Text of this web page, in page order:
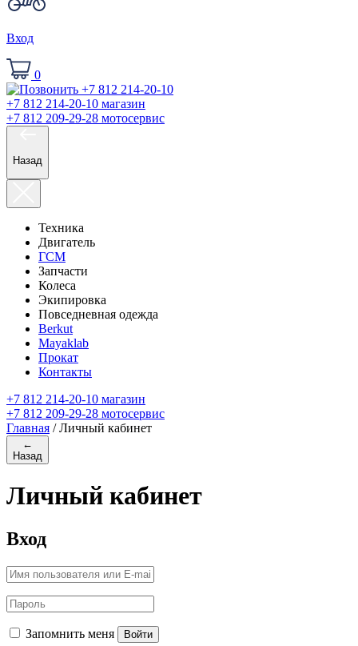
Вход
0
+7 812 214-20-10 магазин
+7 812 209-29-28 мотосервис
Назад
Техника
Двигатель
ГСМ
Запчасти
Колеса
Экипировка
Повседневная одежда
Berkut
Mayaklab
Прокат
Контакты
+7 812 214-20-10 магазин
+7 812 209-29-28 мотосервис
Главная /Личный кабинет
←
Назад
Личный кабинет
Вход
Запомнить меня Войти